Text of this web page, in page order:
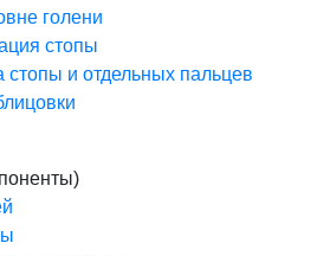
голени
стопы
и отдельных пальцев